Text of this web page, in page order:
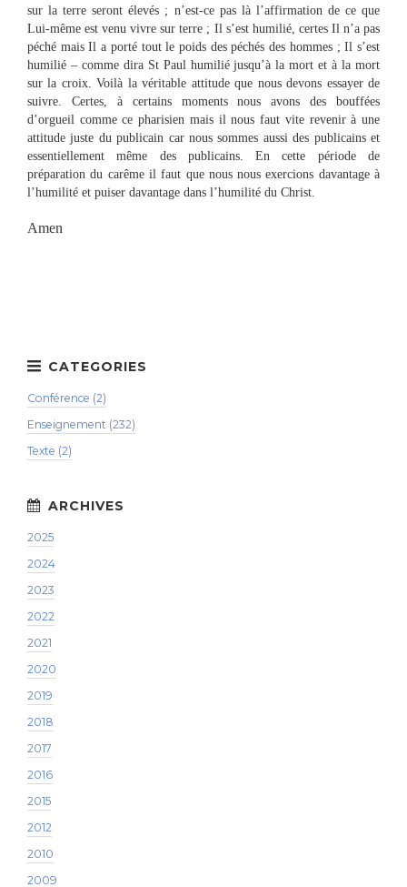
sur la terre seront élevés ; n’est-ce pas là l’affirmation de ce que
Lui-même est venu vivre sur terre ; Il s’est humilié, certes Il n’a pas
péché mais Il a porté tout le poids des péchés des hommes ; Il s’est
humilié – comme dira St Paul humilié jusqu’à la mort et à la mort
sur la croix. Voilà la véritable attitude que nous devons essayer de
suivre. Certes, à certains moments nous avons des bouffées
d’orgueil comme ce pharisien mais il nous faut vite revenir à une
attitude juste du publicain car nous sommes aussi des publicains et
essentiellement même des publicains. En cette période de
préparation du carême il faut que nous nous exercions davantage à
l’humilité et puiser davantage dans l’humilité du Christ.
Amen
Conférence (2)
Enseignement (232)
Texte (2)
2025
2024
2023
2022
2021
2020
2019
2018
2017
2016
2015
2012
2010
2009